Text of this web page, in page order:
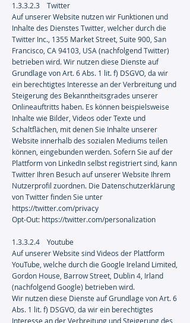
1.3.3.2.3 Twitter
Auf unserer Website nutzen wir Funktionen und
Inhalte des Dienstes Twitter, welcher durch die
Twitter Inc., 1355 Market Street, Suite 900, San
Francisco, CA 94103, USA (nachfolgend Twitter)
betrieben wird. Wir nutzen diese Dienste auf
Grundlage von Art. 6 Abs. 1 lit. f) DSGVO, da wir
ein berechtigtes Interesse an der Verbreitung und
Steigerung des Bekanntheitsgrades unserer
Onlineauftritts haben. Es können beispielsweise
Inhalte wie Bilder, Videos oder Texte und
Schaltflächen, mit denen Sie Inhalte unserer
Website innerhalb des sozialen Mediums teilen
können, eingebunden werden. Sofern Sie auf der
Plattform von LinkedIn selbst registriert sind, kann
Twitter Ihren Besuch auf unserer Website Ihrem
Nutzerprofil zuordnen. Die Datenschutzerklärung
von Twitter finden Sie unter
https://twitter.com/privacy
Opt-Out: https://twitter.com/personalization
1.3.3.2.4 Youtube
Auf unserer Website sind Videos der Plattform
YouTube, welche durch die Google Ireland Limited,
Gordon House, Barrow Street, Dublin 4, Irland
(nachfolgend Google) betrieben wird.
Wir nutzen diese Dienste auf Grundlage von Art. 6
Abs. 1 lit. f) DSGVO, da wir ein berechtigtes
Interesse an der Verbreitung und Steigerung des